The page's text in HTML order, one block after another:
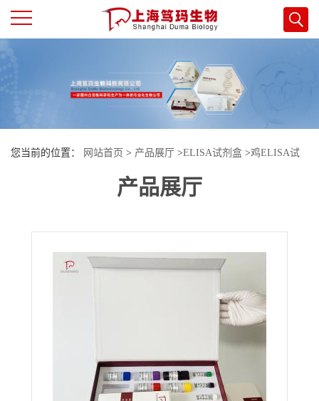
页
司
您当前的位置： 网站首页 > 产品展厅 >ELISA试剂盒 >鸡ELISA试
鸡内皮抑制素(ES)酶联免疫试剂盒
产品展厅